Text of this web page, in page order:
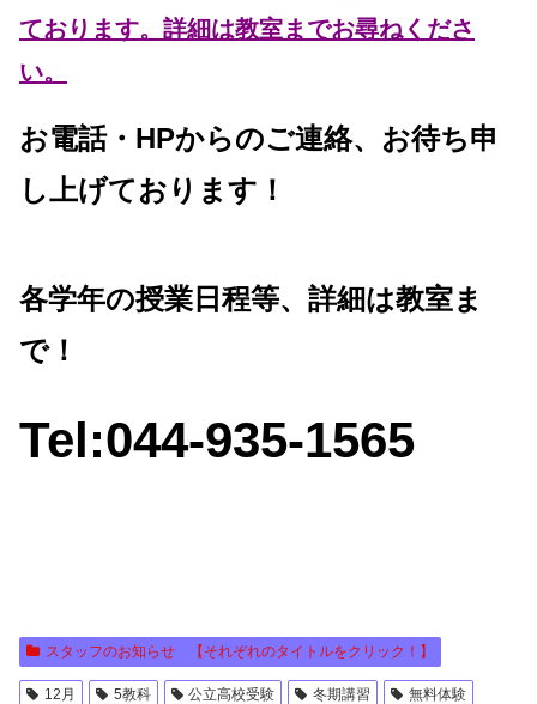
ております。詳細は教室までお尋ねくださ
い。
お電話・HPからのご連絡、お待ち申
し上げております！
各学年の授業日程等、詳細は教室ま
で！
Tel:044-935-1565
スタッフのお知らせ 【それぞれのタイトルをクリック！】
12月 5教科 公立高校受験 冬期講習
無料体験